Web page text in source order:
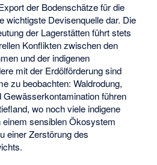
der Bodenschätze für die
wichtigste Devisenquelle dar. Die
der Lagerstätten führt stets
Konflikten zwischen den
und der indigenen
mit der Erdölförderung sind
zu beobachten: Waldrodung,
führen
wo noch viele indigene
sensiblen Ökosystem
einer Zerstörung des